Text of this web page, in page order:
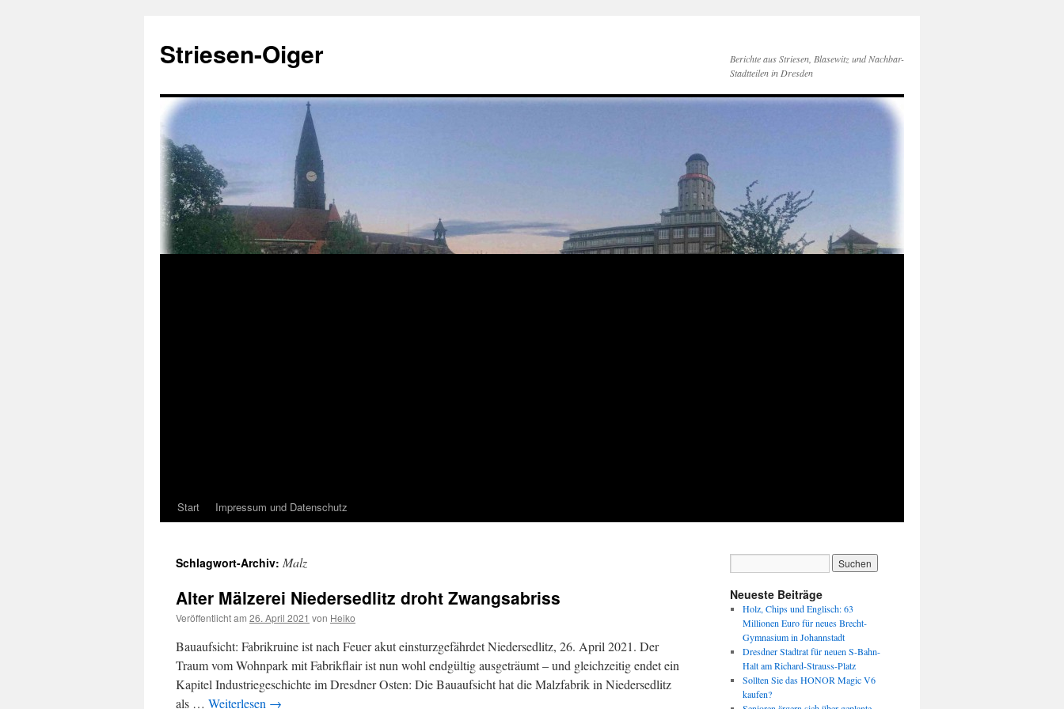
springen
Striesen-Oiger
Berichte aus Striesen, Blasewitz und Nachbar-
Stadtteilen in Dresden
Start Impressum und Datenschutz
Schlagwort-Archiv: Malz
Alter Mälzerei Niedersedlitz droht Zwangsabriss
Veröffentlicht am 26. April 2021 von Heiko
Bauaufsicht: Fabrikruine ist nach Feuer akut einsturzgefährdet Niedersedlitz, 26. April 2021. Der
Traum vom Wohnpark mit Fabrikflair ist nun wohl endgültig ausgeträumt – und gleichzeitig endet ein
Kapitel Industriegeschichte im Dresdner Osten: Die Bauaufsicht hat die Malzfabrik in Niedersedlitz
als … Weiterlesen →
Neueste Beiträge
Holz, Chips und Englisch: 63
Millionen Euro für neues Brecht-
Gymnasium in Johannstadt
Dresdner Stadtrat für neuen S-Bahn-
Halt am Richard-Strauss-Platz
Sollten Sie das HONOR Magic V6
kaufen?